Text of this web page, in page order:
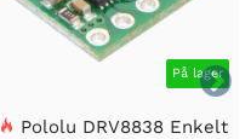

På lager
Pololu DRV8838 Enkelt